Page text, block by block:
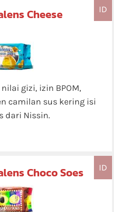
ID
Cheese
gizi, izin BPOM,
camilan sus kering isi
dari Nissin.
ID
Choco Soes